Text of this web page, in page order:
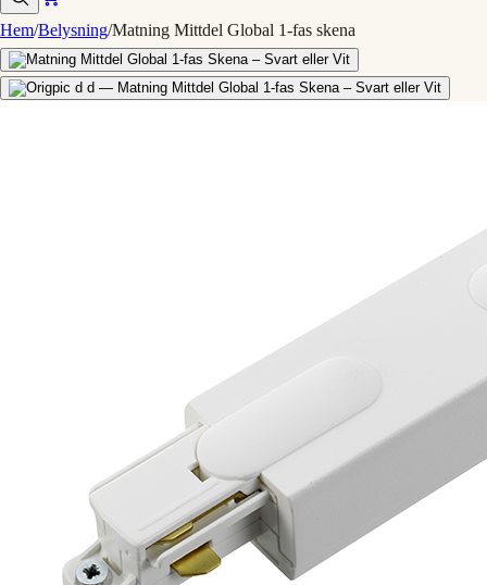
Hem/Belysning/Matning Mittdel Global 1-fas skena